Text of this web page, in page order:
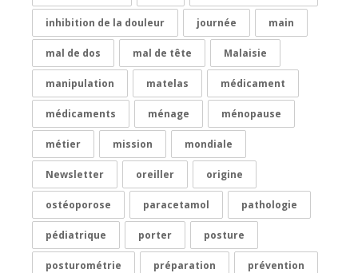
inhibition de la douleur journée main
mal de dos mal de tête Malaisie
manipulation matelas médicament
médicaments ménage ménopause
métier mission mondiale
Newsletter oreiller origine
ostéoporose paracetamol pathologie
pédiatrique porter posture
posturométrie préparation prévention